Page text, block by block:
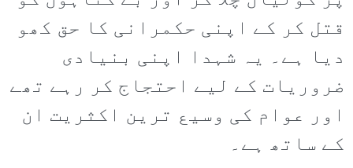
قتل کر کے اپنی حکمرانی کا حق کھو
دیا ہے۔ یہ شہدا اپنی بنیادی
ضروریات کے لیے احتجاج کر رہے تھے
اور عوام کی وسیع ترین اکثریت ان
کے ساتھ ہے۔